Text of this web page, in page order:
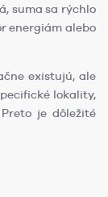
suma sa rýchlo
energiám alebo
existujú, ale
lokality,
je dôležité